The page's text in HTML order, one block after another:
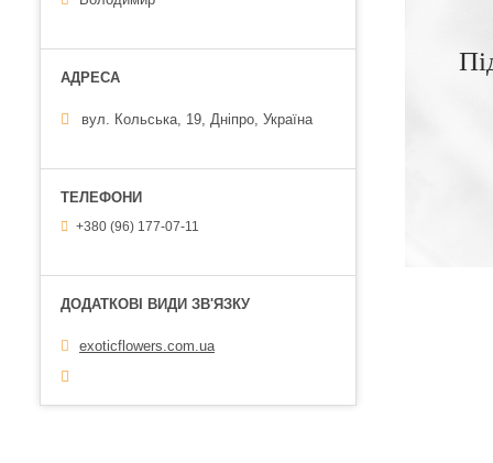
вул. Кольська, 19, Дніпро, Україна
+380 (96) 177-07-11
exoticflowers.com.ua